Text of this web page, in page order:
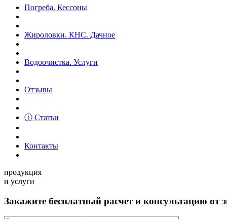
Погреба. Кессоны
Жироловки. КНС. Дачное
Водоочистка. Услуги
Отзывы
ⓘ Статьи
Контакты
продукция
и услуги
Закажите бесплатный расчет и консультацию от